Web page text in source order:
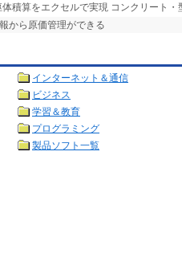
積算をエクセルで実現 コンクリート
から原価管理ができる
インターネット＆通信
ビジネス
学習＆教育
プログラミング
製品ソフト一覧